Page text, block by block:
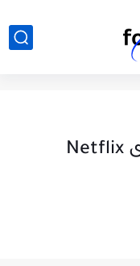
فرصة عمل في هولندا لدى Netflix